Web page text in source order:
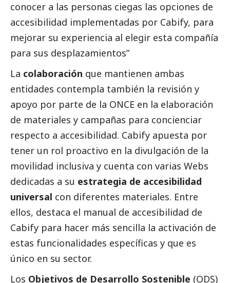
conocer a las personas ciegas las opciones de
accesibilidad implementadas por Cabify, para
mejorar su experiencia al elegir esta compañía
para sus desplazamientos”
La colaboración que mantienen ambas
entidades contempla también la revisión y
apoyo por parte de la ONCE en la elaboración
de materiales y campañas para concienciar
respecto a accesibilidad. Cabify apuesta por
tener un rol proactivo en la divulgación de la
movilidad inclusiva y cuenta con varias Webs
dedicadas a su estrategia de accesibilidad
universal con diferentes materiales. Entre
ellos, destaca el manual de accesibilidad de
Cabify para hacer más sencilla la activación de
estas funcionalidades específicas y que es
único en su sector.
Los Objetivos de Desarrollo Sostenible (ODS)